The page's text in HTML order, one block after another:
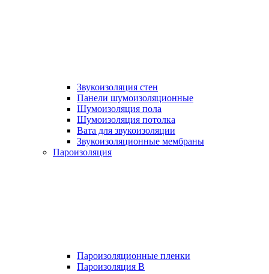
Звукоизоляция стен
Панели шумоизоляционные
Шумоизоляция пола
Шумоизоляция потолка
Вата для звукоизоляции
Звукоизоляционные мембраны
Пароизоляция
Пароизоляционные пленки
Пароизоляция B